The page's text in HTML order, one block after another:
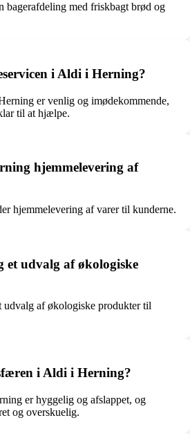
bagerafdeling med friskbagt brød og
i Aldi i Herning?
er venlig og imødekommende,
til at hjælpe.
hjemmelevering af
hjemmelevering af varer til kunderne.
udvalg af økologiske
udvalg af økologiske produkter til
i Aldi i Herning?
er hyggelig og afslappet, og
og overskuelig.